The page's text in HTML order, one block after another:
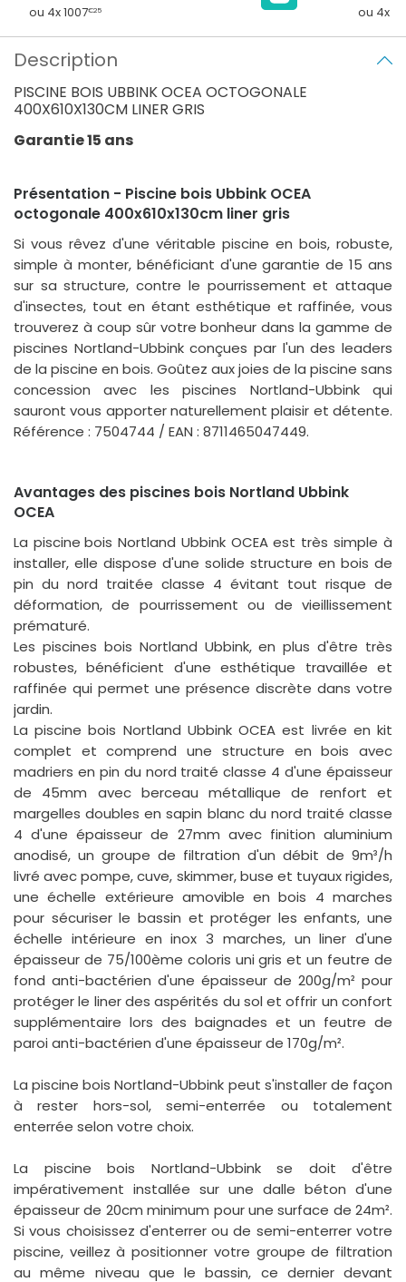
ou 4x 1007€25 ou 4x
Description
PISCINE BOIS UBBINK OCEA OCTOGONALE
400X610X130CM LINER GRIS
Garantie 15 ans
Présentation - Piscine bois Ubbink OCEA
octogonale 400x610x130cm liner gris
Si vous rêvez d'une véritable piscine en bois, robuste,
simple à monter, bénéficiant d'une garantie de 15 ans
sur sa structure, contre le pourrissement et attaque
d'insectes, tout en étant esthétique et raffinée, vous
trouverez à coup sûr votre bonheur dans la gamme de
piscines Nortland-Ubbink conçues par l'un des leaders
de la piscine en bois. Goûtez aux joies de la piscine sans
concession avec les piscines Nortland-Ubbink qui
sauront vous apporter naturellement plaisir et détente.
Référence : 7504744 / EAN : 8711465047449.
Avantages des piscines bois Nortland Ubbink
OCEA
La piscine bois Nortland Ubbink OCEA est très simple à
installer, elle dispose d'une solide structure en bois de
pin du nord traitée classe 4 évitant tout risque de
déformation, de pourrissement ou de vieillissement
prématuré.
Les piscines bois Nortland Ubbink, en plus d'être très
robustes, bénéficient d'une esthétique travaillée et
raffinée qui permet une présence discrète dans votre
jardin.
La piscine bois Nortland Ubbink OCEA est livrée en kit
complet et comprend une structure en bois avec
madriers en pin du nord traité classe 4 d'une épaisseur
de 45mm avec berceau métallique de renfort et
margelles doubles en sapin blanc du nord traité classe
4 d'une épaisseur de 27mm avec finition aluminium
anodisé, un groupe de filtration d'un débit de 9m³/h
livré avec pompe, cuve, skimmer, buse et tuyaux rigides,
une échelle extérieure amovible en bois 4 marches
pour sécuriser le bassin et protéger les enfants, une
échelle intérieure en inox 3 marches, un liner d'une
épaisseur de 75/100ème coloris uni gris et un feutre de
fond anti-bactérien d'une épaisseur de 200g/m² pour
protéger le liner des aspérités du sol et offrir un confort
supplémentaire lors des baignades et un feutre de
paroi anti-bactérien d'une épaisseur de 170g/m².
La piscine bois Nortland-Ubbink peut s'installer de façon
à rester hors-sol, semi-enterrée ou totalement
enterrée selon votre choix.
La piscine bois Nortland-Ubbink se doit d'être
impérativement installée sur une dalle béton d'une
épaisseur de 20cm minimum pour une surface de 24m².
Si vous choisissez d'enterrer ou de semi-enterrer votre
piscine, veillez à positionner votre groupe de filtration
au même niveau que le bassin, ce dernier devant